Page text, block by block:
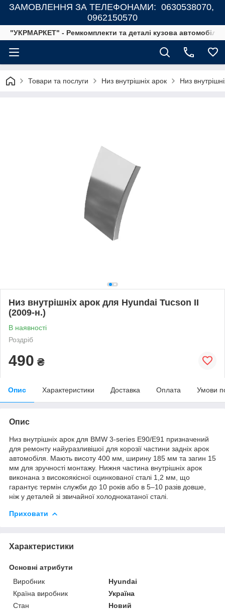
ЗАМОВЛЕННЯ ЗА ТЕЛЕФОНАМИ: 0630538070,
0962150570
"УКРМАРКЕТ" - Ремкомплекти та деталі кузова автомобілів
Товари та послуги Низ внутрішніх арок Низ
Низ внутрішніх арок для Hyundai Tucson II
(2009-н.)
В наявності
Роздріб
490 ₴
Опис Характеристики Доставка Оплата Умови
Опис
Низ внутрішніх арок для BMW 3-series E90/E91 призначений
для ремонту найуразливішої для корозії частини задніх арок
автомобіля. Мають висоту 400 мм, ширину 185 мм та загин 15
мм для зручності монтажу. Нижня частина внутрішніх арок
виконана з високоякісної оцинкованої сталі 1,2 мм, що
гарантує термін служби до 10 років або в 5–10 разів довше,
ніж у деталей зі звичайної холоднокатаної сталі.
Приховати
Характеристики
Основні атрибути
Виробник
Hyundai
Країна виробник
Україна
Стан
Новий